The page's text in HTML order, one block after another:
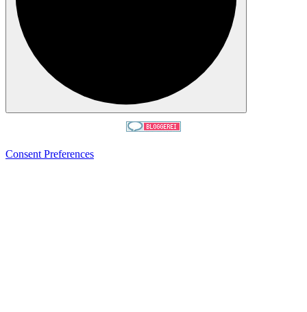
Consent Preferences